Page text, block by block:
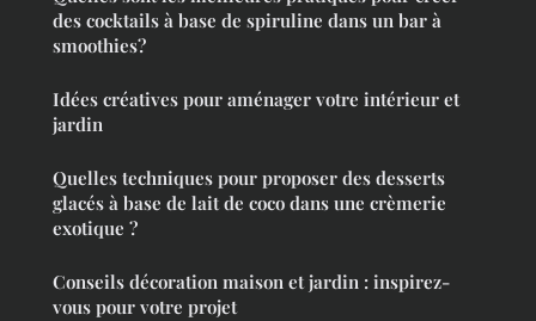
des cocktails à base de spiruline dans un bar à
smoothies?
Idées créatives pour aménager votre intérieur et
jardin
Quelles techniques pour proposer des desserts
glacés à base de lait de coco dans une crèmerie
exotique ?
Conseils décoration maison et jardin : inspirez-
vous pour votre projet